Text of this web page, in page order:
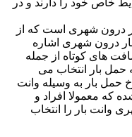
خاص خود را دارند و در
درون شهری است که از
درون شهری اشاره
های کوتاه از جمله
حمل بار انتخاب می
حمل بار به وسیله وانت
که معمولا افراد و
وانت بار را انتخاب